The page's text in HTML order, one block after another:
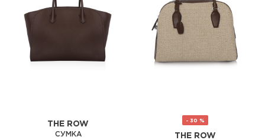
THE ROW
СУМКА
- 30 %
THE ROW